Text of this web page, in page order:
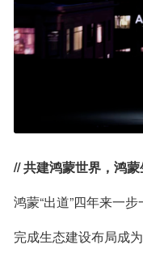
// 共建鸿蒙世界，鸿
鸿蒙“出道”四年来一步
完成生态建设布局成